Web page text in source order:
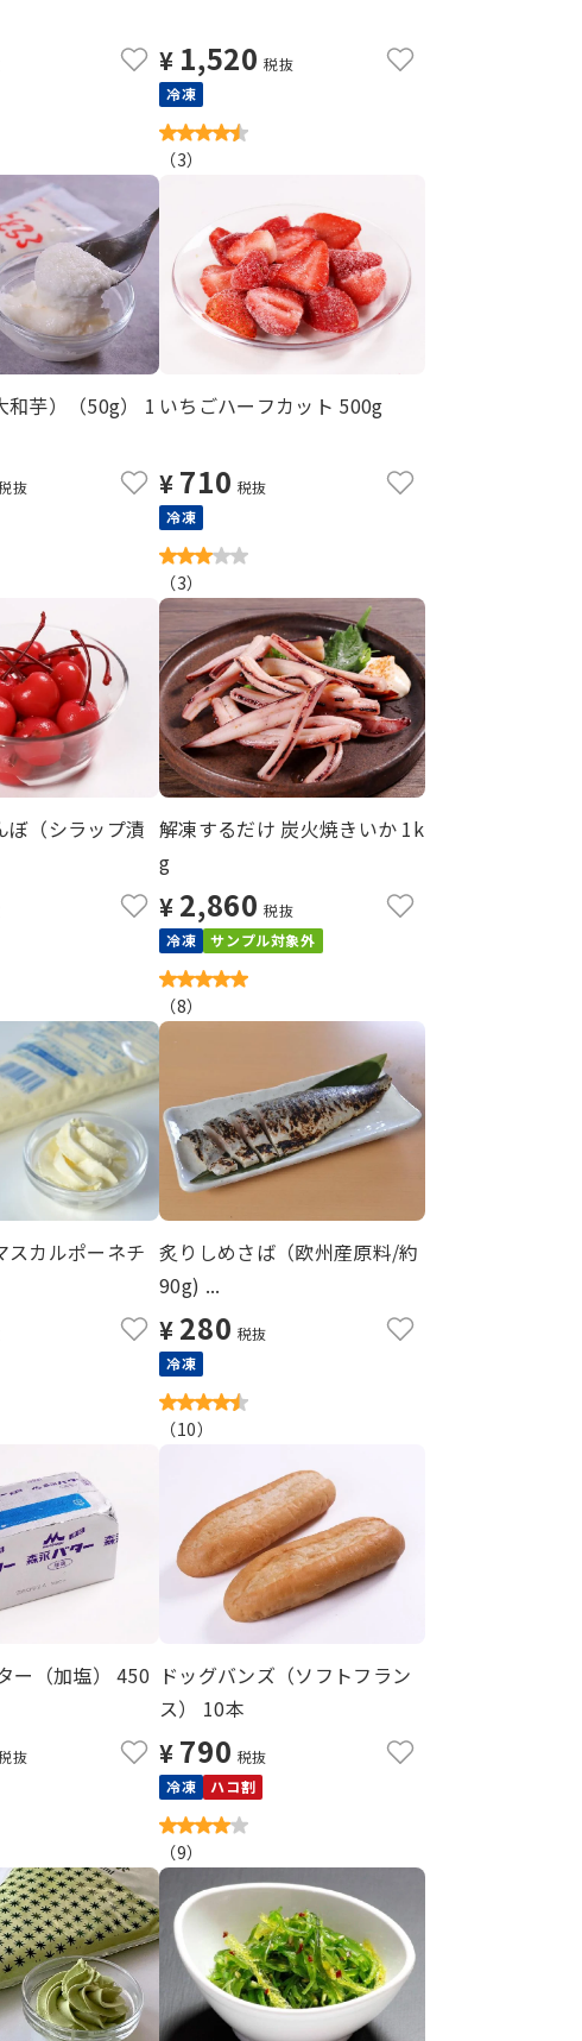
¥ 1,520 税抜
冷凍
（3）
和芋）（50g） 1
抜
いちごハーフカット 500g
¥ 710 税抜
冷凍
（3）
ぼ（シラップ漬 解凍するだけ 炭火焼きいか 1k
g
¥ 2,860 税抜
冷凍
サンプル対象外
（8）
スカルポーネチ 炙りしめさば（欧州産原料/約
90g) ...
¥ 280 税抜
冷凍
（10）
ー（加塩） 450
抜
ドッグバンズ（ソフトフラン
ス） 10本
¥ 790 税抜
冷凍
ハコ割
（9）